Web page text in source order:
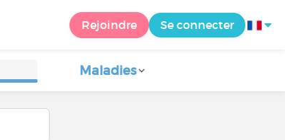
Rejoindre Se connecter
Maladies